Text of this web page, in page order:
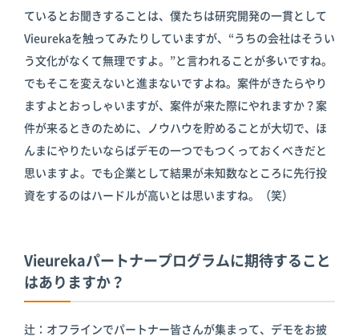
ているとお聞きすることは、僕たちは研究開発の一貫として
Vieurekaを触ってみたりしていますが、“うちの会社はそうい
う文化がなくて無理ですよ。”と言われることが多いですね。
でもそこを変えないと進まないですよね。案件がきたらやり
ますよとおっしゃいますが、案件が来た際にやれますか？案
件が来るときのために、ノウハウを貯めることが大切で、ほ
んまにやりたいならばデモの一つでもつくっておくべきだと
思いますよ。でも企業として結果が未知数なところに先行投
資をするのはハードルが高いとは思いますね。（笑）
Vieurekaパートナープログラムに期待すること
はありますか？
辻：オフラインでパートナー皆さんが集まって、デモをお披